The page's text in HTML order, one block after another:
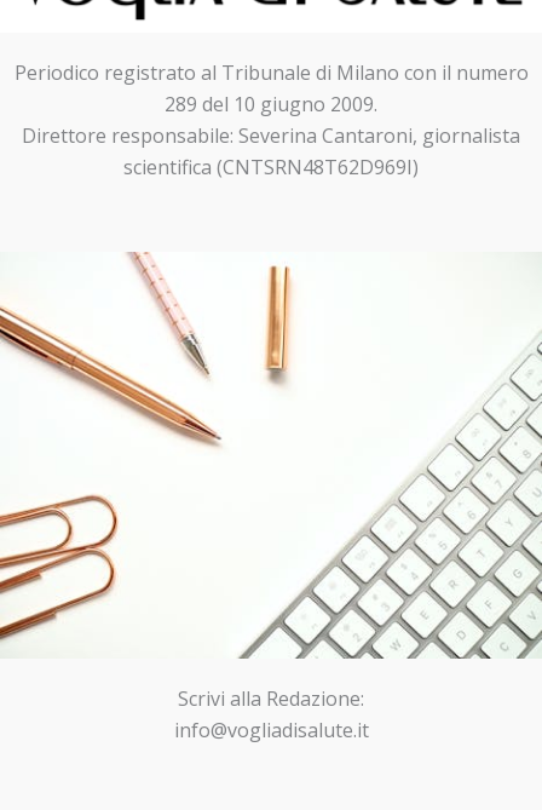
Periodico registrato al Tribunale di Milano con il numero
289 del 10 giugno 2009.
Direttore responsabile: Severina Cantaroni, giornalista
scientifica (CNTSRN48T62D969I)
Scrivi alla Redazione:
info@vogliadisalute.it